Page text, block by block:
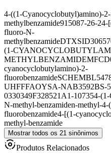
4-((1-Cyanocyclobutyl)amino)-
methylbenzamide915087-26-24-
fluoro-N-
methylbenzamide
(1-
METHYLBENZAMIDE
cyanocyclobutylamino)-2-
fluorobenzamide
UHFFFAOYSA-NAB3592BS-
0330349F328521 A1-107354-
N-methyl-benzamiden-methyl-4-
fluorobenzamide4-[(1-
methyl-benzamide
Mostrar todos os 21 sinônimos
Produtos Relacionados